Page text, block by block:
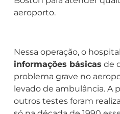
aeroporto.
Nessa operação, o
informações básicas de
problema grave no
levado de ambulância. A
outros testes foram